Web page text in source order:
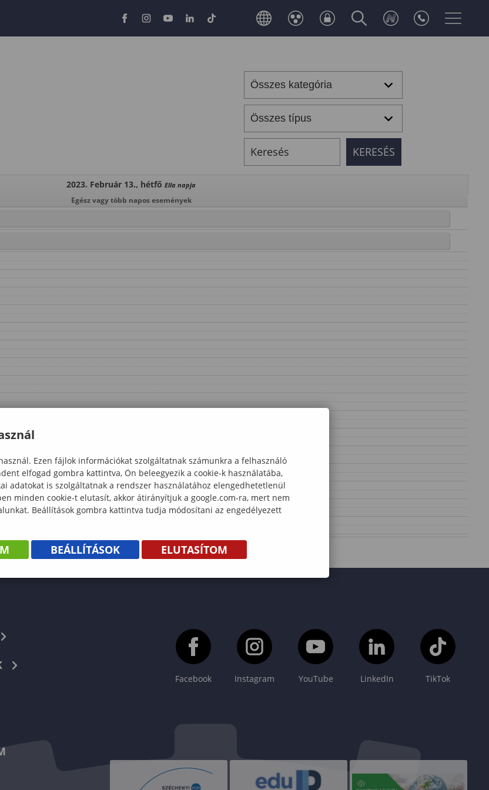
2023. Február 13., hétfő Ella napja
Egész vagy több napos események
Facebook Instagram YouTube LinkedIn TikTok
Ezen fájlok információkat szolgáltatnak számunkra a felhasználó
elfogad gombra kattintva, Ön beleegyezik a cookie-k használatába,
adatokat is szolgáltatnak a rendszer használatához elengedhetetlenül
minden cookie-t elutasít, akkor átirányítjuk a google.com-ra, mert nem
Beállítások gombra kattintva tudja módosítani az engedélyezett
BEÁLLÍTÁSOK ELUTASÍTOM